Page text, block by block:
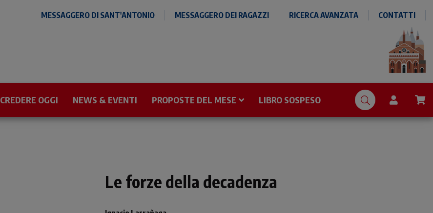
MESSAGGERO DI SANT'ANTONIO MESSAGGERO DEI RAGAZZI RICERCA AVANZATA CONTATTI
CREDERE OGGI NEWS & EVENTI PROPOSTE DEL MESE LIBRO SOSPESO
Le forze della decadenza